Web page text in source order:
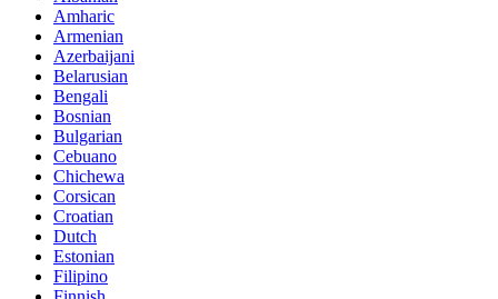
Amharic
Armenian
Azerbaijani
Belarusian
Bengali
Bosnian
Bulgarian
Cebuano
Chichewa
Corsican
Croatian
Dutch
Estonian
Filipino